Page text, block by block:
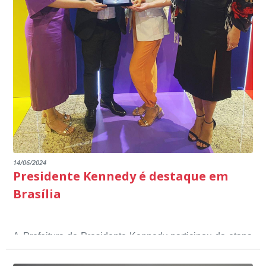
14/06/2024
Presidente Kennedy é destaque em
Brasília
A Prefeitura de Presidente Kennedy participou da etapa
nacional do 12º Prêmio Sebrae Prefeitura